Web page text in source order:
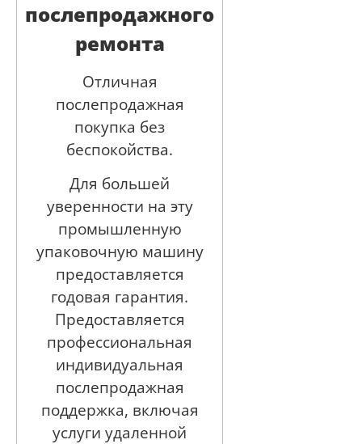
послепродажного
ремонта
Отличная
послепродажная
покупка без
беспокойства.
Для большей
уверенности на эту
промышленную
упаковочную машину
предоставляется
годовая гарантия.
Предоставляется
профессиональная
индивидуальная
послепродажная
поддержка, включая
услуги удаленной